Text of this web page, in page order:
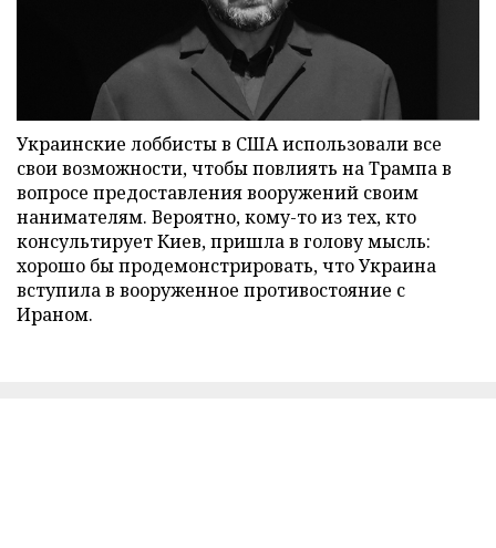
Украинские лоббисты в США использовали все
свои возможности, чтобы повлиять на Трампа в
вопросе предоставления вооружений своим
нанимателям. Вероятно, кому-то из тех, кто
консультирует Киев, пришла в голову мысль:
хорошо бы продемонстрировать, что Украина
вступила в вооруженное противостояние с
Ираном.